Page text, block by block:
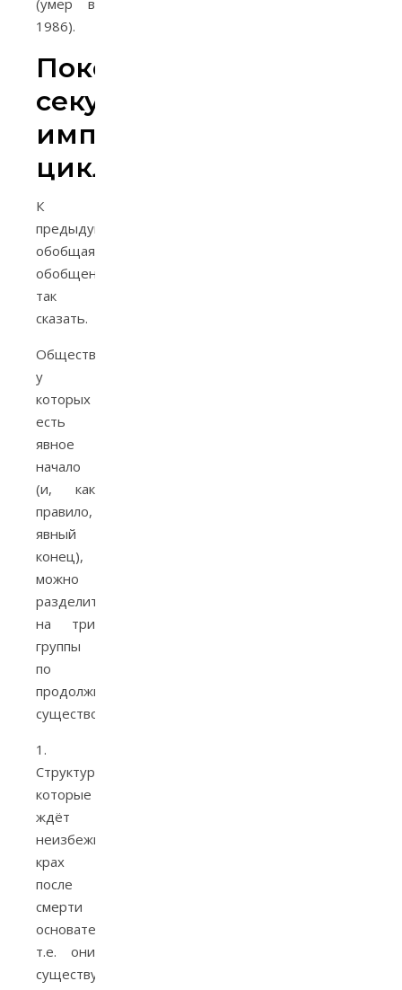
(умер в
1986).
Поколение,
секулум,
имперский
цикл
К
предыдущему,
обобщая
обобщение,
так
сказать.
Общества,
у
которых
есть
явное
начало
(и, как
правило,
явный
конец),
можно
разделить
на три
группы
по
продолжительности
существования.
1.
Структуры,
которые
ждёт
неизбежный
крах
после
смерти
основателя,
т.е. они
существуют